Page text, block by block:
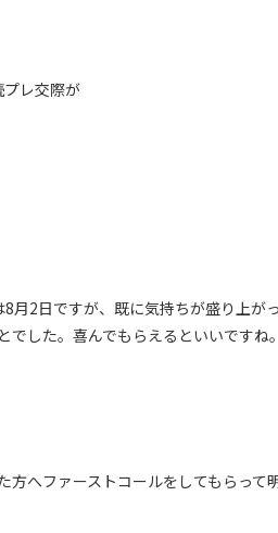
レ交際が
月2日ですが、既に気持ちが盛り上が
した。喜んでもらえるといいですね。
へファーストコールをしてもらって